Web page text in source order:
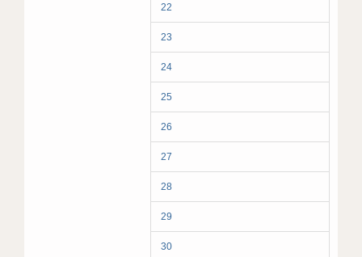
22
23
24
25
26
27
28
29
30